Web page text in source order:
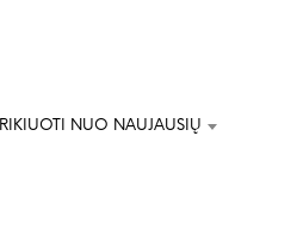
RIKIUOTI NUO NAUJAUSIŲ